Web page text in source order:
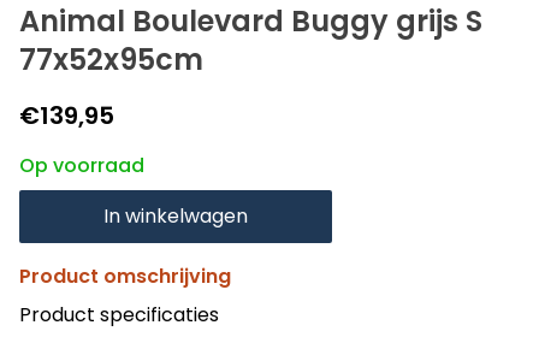
Animal Boulevard Buggy grijs S
77x52x95cm
€139,95
Op voorraad
In winkelwagen
Product omschrijving
Product specificaties